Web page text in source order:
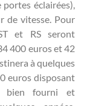
éclairées),
de vitesse. Pour
et RS seront
400 euros et 42
à quelques
euros disposant
bien fourni et